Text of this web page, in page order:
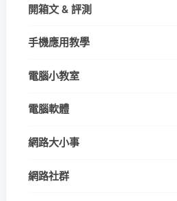
開箱文 & 評測
手機應用教學
電腦小教室
電腦軟體
網路大小事
網路社群